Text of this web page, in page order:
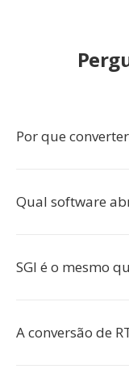
Por que
Qual software
SGI é o mesmo
A conversão de